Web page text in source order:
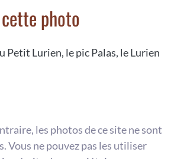
photo
Petit Lurien, le pic Palas, le Lurien
les photos de ce site ne sont
Vous ne pouvez pas les utiliser